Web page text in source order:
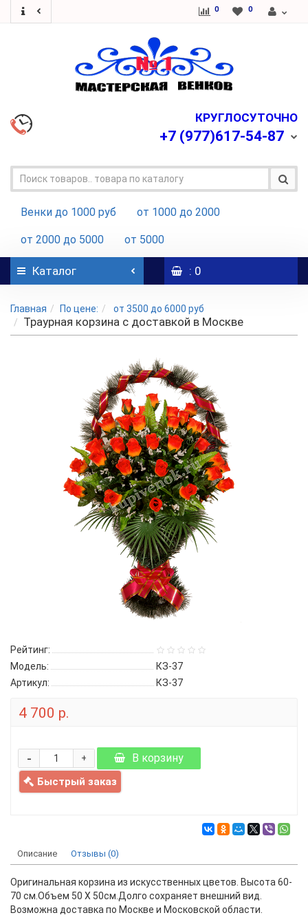
0 0
КРУГЛОСУТОЧНО
+7 (977)617-54-87
Венки до 1000 руб от 1000 до 2000
от 2000 до 5000 от 5000
Каталог : 0
Главная По цене: от 3500 до 6000 руб
Траурная корзина с доставкой в Москве
Рейтинг:
Модель:
КЗ-37
Артикул:
КЗ-37
4 700 р.
+
- В корзину
Быстрый заказ
Описание Отзывы (0)
Оригинальная корзина из искусственных цветов. Высота 60-
70 см.Объем 50 X 50см.Долго сохраняет внешний вид.
Возможна доставка по Москве и Московской области.